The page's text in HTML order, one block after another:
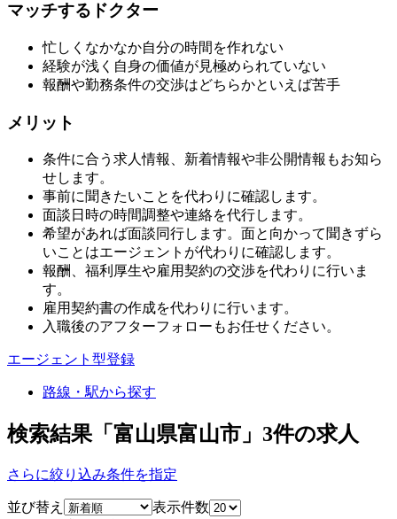
マッチするドクター
忙しくなかなか自分の時間を作れない
経験が浅く自身の価値が見極められていない
報酬や勤務条件の交渉はどちらかといえば苦手
メリット
条件に合う求人情報、新着情報や非公開情報もお知ら
せします。
事前に聞きたいことを代わりに確認します。
面談日時の時間調整や連絡を代行します。
希望があれば面談同行します。面と向かって聞きずら
いことはエージェントが代わりに確認します。
報酬、福利厚生や雇用契約の交渉を代わりに行いま
す。
雇用契約書の作成を代わりに行います。
入職後のアフターフォローもお任せください。
エージェント型登録
路線・駅から探す
検索結果「富山県富山市」 3件の求人
さらに絞り込み条件を指定
並び替え
表示件数